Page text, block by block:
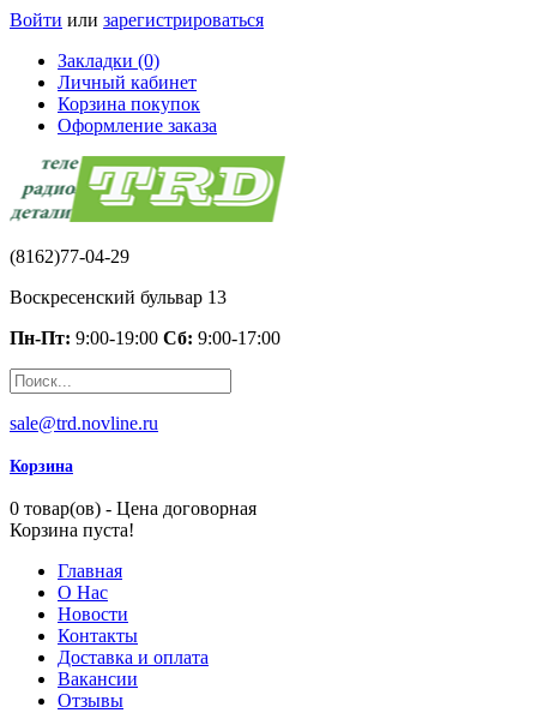
Войти или зарегистрироваться
Закладки (0)
Личный кабинет
Корзина покупок
Оформление заказа
(8162)77-04-29
Воскресенский бульвар 13
Пн-Пт: 9:00-19:00 Сб: 9:00-17:00
sale@trd.novline.ru
Корзина
0 товар(ов) - Цена договорная
Корзина пуста!
Главная
О Нас
Новости
Контакты
Доставка и оплата
Вакансии
Отзывы